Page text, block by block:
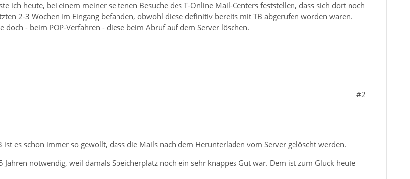
ich heute, bei einem meiner seltenen Besuche des T-Online Mail-Centers feststellen, dass sich dort noch
2-3 Wochen im Eingang befanden, obwohl diese definitiv bereits mit TB abgerufen worden waren.
doch - beim POP-Verfahren - diese beim Abruf auf dem Server löschen.
#2
ist es schon immer so gewollt, dass die Mails nach dem Herunterladen vom Server gelöscht werden.
Jahren notwendig, weil damals Speicherplatz noch ein sehr knappes Gut war. Dem ist zum Glück heute